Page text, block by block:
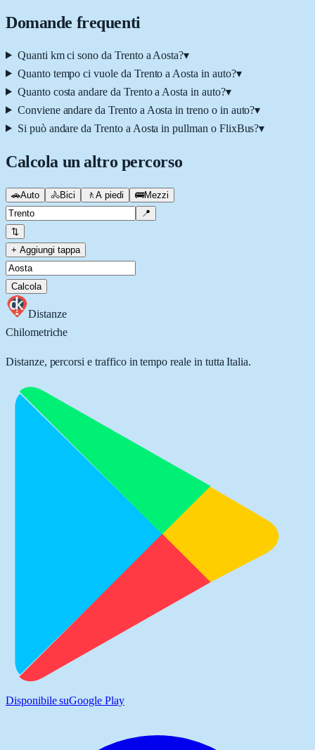
Domande frequenti
Quanti km ci sono da Trento a Aosta?▾
Quanto tempo ci vuole da Trento a Aosta in auto?▾
Quanto costa andare da Trento a Aosta in auto?▾
Conviene andare da Trento a Aosta in treno o in auto?▾
Si può andare da Trento a Aosta in pullman o FlixBus?▾
Calcola un altro percorso
🚗Auto 🚴Bici 🚶 A piedi 🚌Mezzi
📍
⇅
+ Aggiungi tappa
Calcola
Distanze
Chilometriche
Distanze, percorsi e traffico in tempo reale in tutta Italia.
Disponibile suGoogle Play